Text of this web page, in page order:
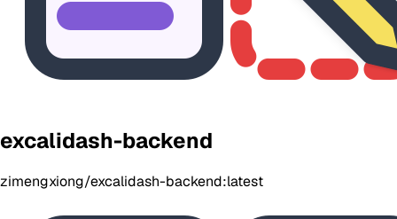
excalidash-backend
zimengxiong/excalidash-backend:latest